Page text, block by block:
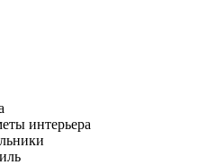
интерьера